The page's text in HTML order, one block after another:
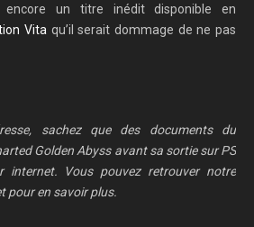
un titre inédit disponible en
Vita qu’il serait dommage de ne pas
sachez que des documents du
Golden Abyss avant sa sortie sur PS
internet. Vous pouvez retrouver notre
pour en savoir plus.